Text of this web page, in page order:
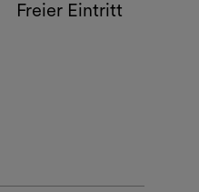
Freier Eintritt